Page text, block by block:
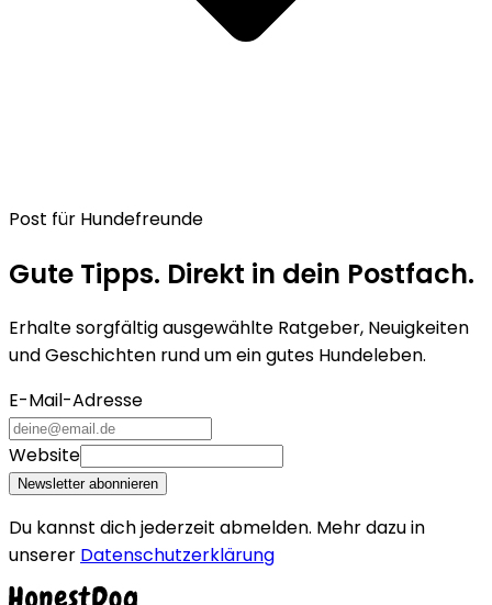
Post für Hundefreunde
Gute Tipps. Direkt in dein Postfach.
Erhalte sorgfältig ausgewählte Ratgeber, Neuigkeiten
und Geschichten rund um ein gutes Hundeleben.
E-Mail-Adresse
Website
Newsletter abonnieren
Du kannst dich jederzeit abmelden. Mehr dazu in
unserer Datenschutzerklärung